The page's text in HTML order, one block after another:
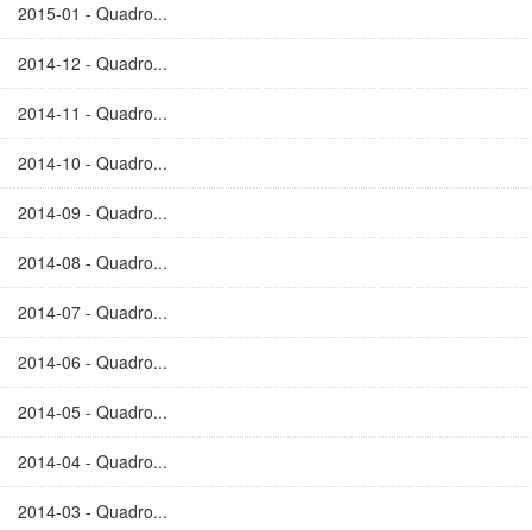
2015-01 - Quadro...
2014-12 - Quadro...
2014-11 - Quadro...
2014-10 - Quadro...
2014-09 - Quadro...
2014-08 - Quadro...
2014-07 - Quadro...
2014-06 - Quadro...
2014-05 - Quadro...
2014-04 - Quadro...
2014-03 - Quadro...